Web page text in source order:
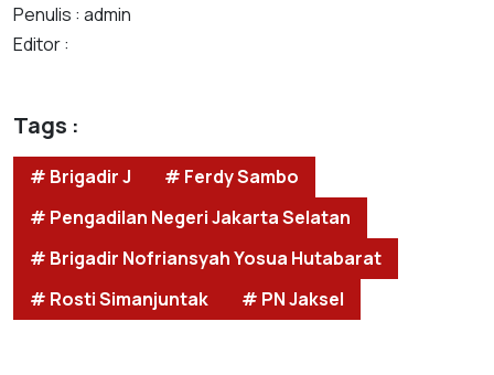
Penulis : admin
Editor :
Tags :
# Brigadir J
# Ferdy Sambo
# Pengadilan Negeri Jakarta Selatan
# Brigadir Nofriansyah Yosua Hutabarat
# Rosti Simanjuntak
# PN Jaksel